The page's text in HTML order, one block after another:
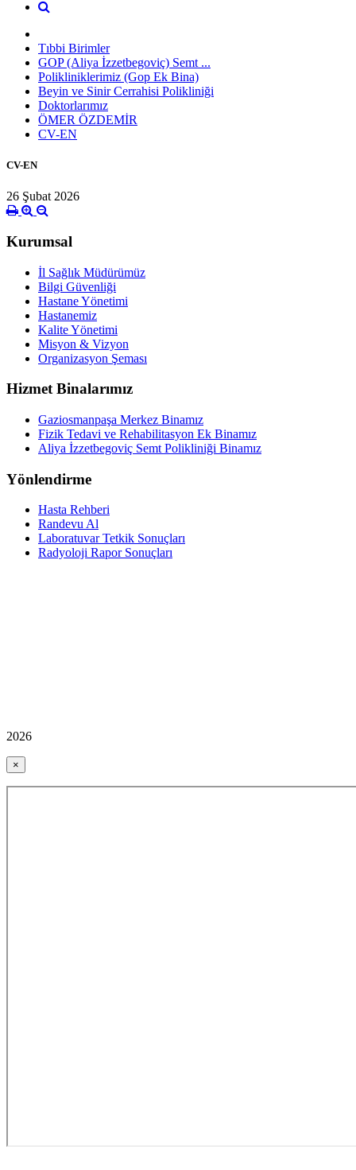
Tıbbi Birimler
GOP (Aliya İzzetbegoviç) Semt ...
Polikliniklerimiz (Gop Ek Bina)
Beyin ve Sinir Cerrahisi Polikliniği
Doktorlarımız
ÖMER ÖZDEMİR
CV-EN
CV-EN
26 Şubat 2026
Kurumsal
İl Sağlık Müdürümüz
Bilgi Güvenliği
Hastane Yönetimi
Hastanemiz
Kalite Yönetimi
Misyon & Vizyon
Organizasyon Şeması
Hizmet Binalarımız
Gaziosmanpaşa Merkez Binamız
Fizik Tedavi ve Rehabilitasyon Ek Binamız
Aliya İzzetbegoviç Semt Polikliniği Binamız
Yönlendirme
Hasta Rehberi
Randevu Al
Laboratuvar Tetkik Sonuçları
Radyoloji Rapor Sonuçları
2026
×